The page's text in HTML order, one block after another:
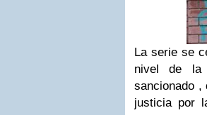
La serie se
nivel de la
sancionado ,
justicia por